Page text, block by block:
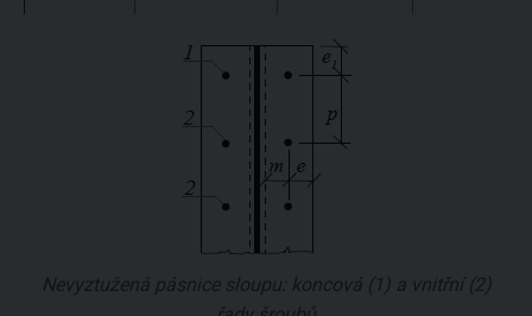
Nevyztužená pásnice sloupu: koncová (1) a vnitřní (2)